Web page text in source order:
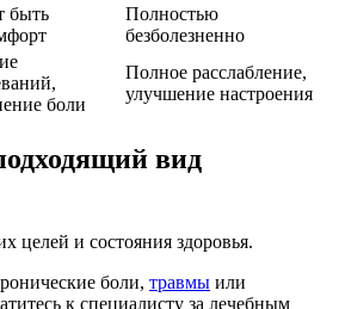
быть
Полностью
безболезненно
боли
Полное расслабление,
улучшение настроения
вид
целей и состояния здоровья.
боли, травмы или
к специалисту за лечебным